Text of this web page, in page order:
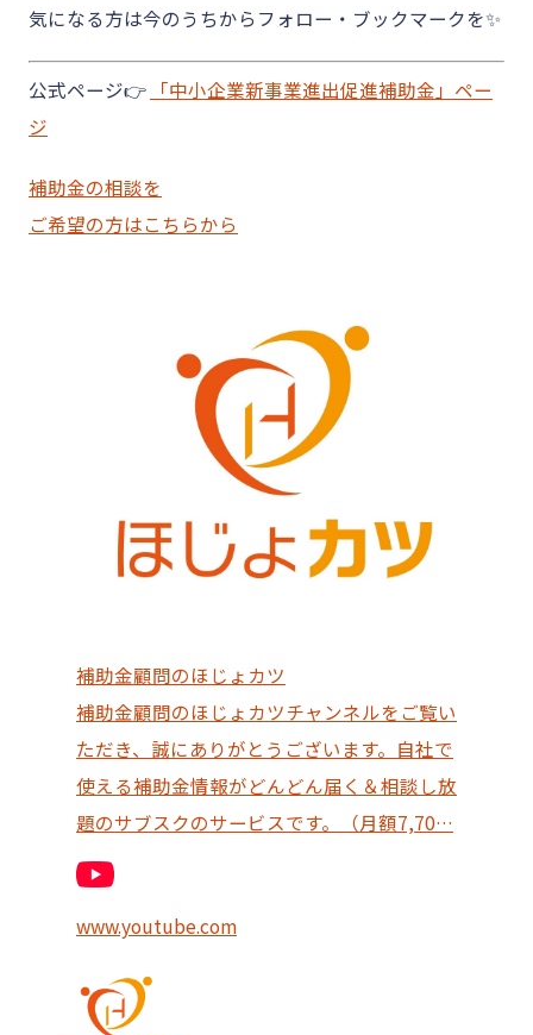
気になる方は今のうちからフォロー・ブックマークを✨
公式ページ👉 「中小企業新事業進出促進補助金」ペー
ジ
補助金の相談を
ご希望の方はこちらから
補助金顧問のほじょカツ
補助金顧問のほじょカツチャンネルをご覧い
ただき、誠にありがとうございます。自社で
使える補助金情報がどんどん届く＆相談し放
題のサブスクのサービスです。（月額7,70…
www.youtube.com